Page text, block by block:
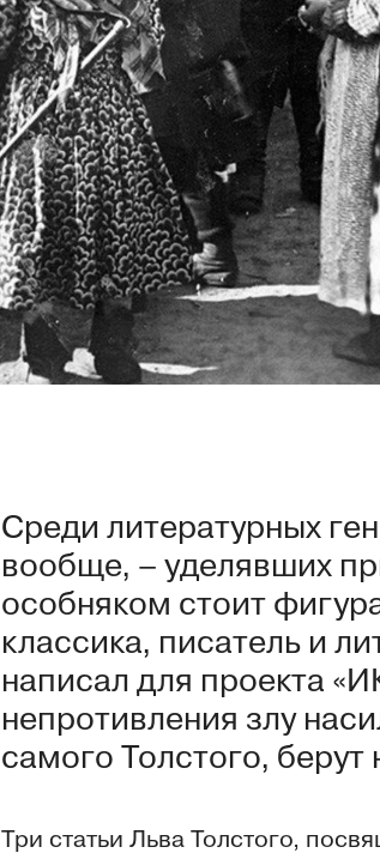
Среди литературных
вообще, – уделявших
особняком стоит
классика, писатель и
написал для проекта
непротивления злу
самого Толстого,
Три статьи Льва Толстого,